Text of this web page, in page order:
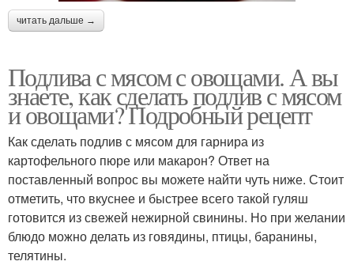
читать дальше →
Подлива с мясом с овощами. А вы
знаете, как сделать подлив с мясом
и овощами? Подробный рецепт
Как сделать подлив с мясом для гарнира из
картофельного пюре или макарон? Ответ на
поставленный вопрос вы можете найти чуть ниже. Стоит
отметить, что вкуснее и быстрее всего такой гуляш
готовится из свежей нежирной свинины. Но при желании
блюдо можно делать из говядины, птицы, баранины,
телятины.